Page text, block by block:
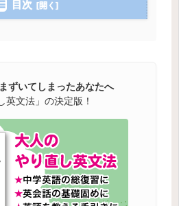
目次
ずいてしまったあなたへ
英文法」の決定版！